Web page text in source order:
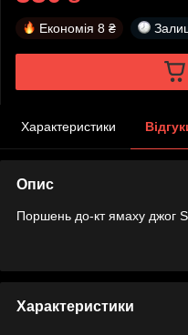
Економія 8 ₴
Характеристики
Опис
Поршень до-кт ямаху джог
Характеристики